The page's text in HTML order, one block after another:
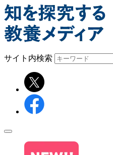
サイト内検索